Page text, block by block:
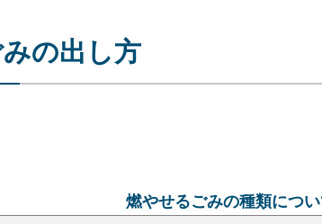
の出し方
燃やせるごみの種類につ